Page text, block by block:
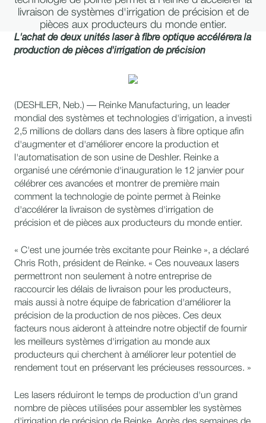
livraison de systèmes d'irrigation de précision et de
pièces aux producteurs du monde entier.
L'achat de deux unités laser à fibre optique accélérera la
production de pièces d'irrigation de précision
(DESHLER, Neb.) — Reinke Manufacturing, un leader
mondial des systèmes et technologies d'irrigation, a investi
2,5 millions de dollars dans des lasers à fibre optique afin
d'augmenter et d'améliorer encore la production et
l'automatisation de son usine de Deshler. Reinke a
organisé une cérémonie d'inauguration le 12 janvier pour
célébrer ces avancées et montrer de première main
comment la technologie de pointe permet à Reinke
d'accélérer la livraison de systèmes d'irrigation de
précision et de pièces aux producteurs du monde entier.
« C'est une journée très excitante pour Reinke », a déclaré
Chris Roth, président de Reinke. « Ces nouveaux lasers
permettront non seulement à notre entreprise de
raccourcir les délais de livraison pour les producteurs,
mais aussi à notre équipe de fabrication d'améliorer la
précision de la production de nos pièces. Ces deux
facteurs nous aideront à atteindre notre objectif de fournir
les meilleurs systèmes d'irrigation au monde aux
producteurs qui cherchent à améliorer leur potentiel de
rendement tout en préservant les précieuses ressources. »
Les lasers réduiront le temps de production d'un grand
nombre de pièces utilisées pour assembler les systèmes